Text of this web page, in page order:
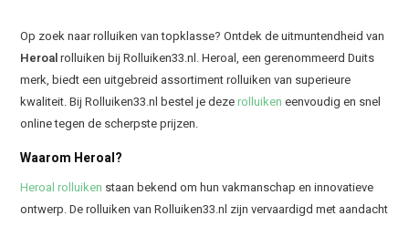
Op zoek naar rolluiken van topklasse? Ontdek de uitmuntendheid van
Heroalrolluiken bij Rolluiken33.nl. Heroal, een gerenommeerd Duits
merk, biedt een uitgebreid assortiment rolluiken van superieure
kwaliteit. Bij Rolluiken33.nl bestel je dezerolluiken eenvoudig en snel
online tegen de scherpste prijzen.
Waarom Heroal?
Heroal rolluiken staan bekend om hun vakmanschap en innovatieve
ontwerp. De rolluiken van Rolluiken33.nl zijn vervaardigd met aandacht